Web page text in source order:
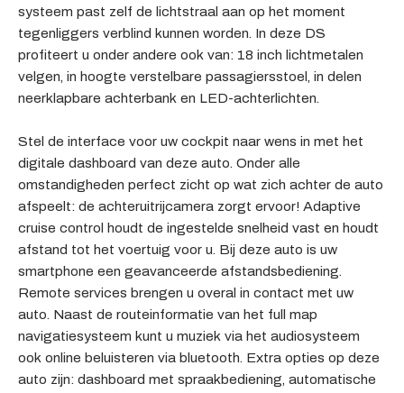
systeem past zelf de lichtstraal aan op het moment
tegenliggers verblind kunnen worden. In deze DS
profiteert u onder andere ook van: 18 inch lichtmetalen
velgen, in hoogte verstelbare passagiersstoel, in delen
neerklapbare achterbank en LED-achterlichten.
Stel de interface voor uw cockpit naar wens in met het
digitale dashboard van deze auto. Onder alle
omstandigheden perfect zicht op wat zich achter de auto
afspeelt: de achteruitrijcamera zorgt ervoor! Adaptive
cruise control houdt de ingestelde snelheid vast en houdt
afstand tot het voertuig voor u. Bij deze auto is uw
smartphone een geavanceerde afstandsbediening.
Remote services brengen u overal in contact met uw
auto. Naast de routeinformatie van het full map
navigatiesysteem kunt u muziek via het audiosysteem
ook online beluisteren via bluetooth. Extra opties op deze
auto zijn: dashboard met spraakbediening, automatische